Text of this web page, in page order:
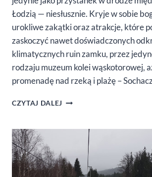
Łodzią — niesłusznie. Kryje w sobie
urokliwe zakątki oraz atrakcje, które
zaskoczyć nawet doświadczonych
klimatycznych ruin zamku, przez
rodzaju muzeum kolei wąskotorowej,
promenadę nad rzeką i plażę –
CZYTAJ DALEJ SOCHACZEW
I
ZWIEDZANIE